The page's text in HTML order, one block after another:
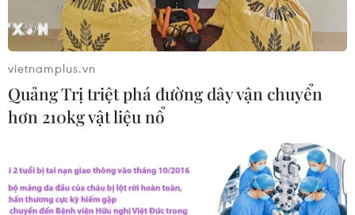
vietnamplus.vn
Quảng Trị triệt phá đường dây vận chuyển
hơn 210kg vật liệu nổ